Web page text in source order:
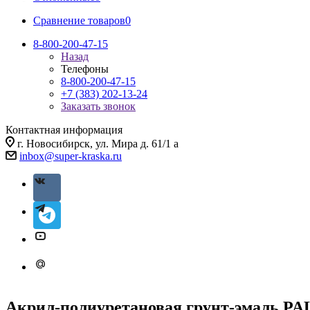
Сравнение товаров0
8-800-200-47-15
Назад
Телефоны
8-800-200-47-15
+7 (383) 202-13-24
Заказать звонок
Контактная информация
г. Новосибирск, ул. Мира д. 61/1 а
inbox@super-kraska.ru